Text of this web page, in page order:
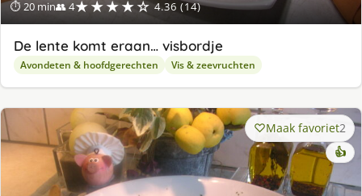
⏱ 20 min👥 4★★★★☆ 4.36 (14)
De lente komt eraan… visbordje
Avondeten & hoofdgerechten Vis & zeevruchten
Maak favoriet2
👍